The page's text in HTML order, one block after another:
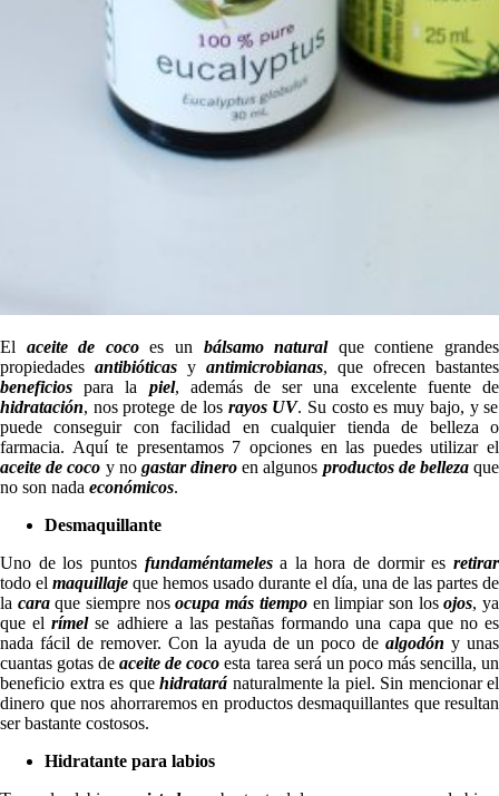
El aceite de cocoes un bálsamo naturalque contiene grandes
propiedades antibióticas y antimicrobianas, que ofrecen bastantes
beneficios para la piel, además de ser una excelente fuente de
hidratación, nos protege de los rayos UV. Su costo es muy bajo, y se
puede conseguir con facilidad en cualquier tienda de belleza o
farmacia. Aquí te presentamos 7 opciones en las puedes utilizar el
aceite de coco y nogastar dinero en algunos productos de bellezaque
no son nada económicos.
Desmaquillante
Uno de los puntos fundaméntamelesa la hora de dormir esretirar
todo el maquillaje que hemos usado durante el día, una de las partes de
la cara que siempre nosocupa más tiempoen limpiar son losojos, ya
que elrímelse adhiere a las pestañas formando una capa que no es
nada fácil de remover. Con la ayuda de un poco de algodón y unas
cuantas gotas deaceite de coco esta tarea será un poco más sencilla, un
beneficio extra es quehidratará naturalmente la piel. Sin mencionar el
dinero que nos ahorraremos en productos desmaquillantes que resultan
ser bastante costosos.
Hidratante para labios